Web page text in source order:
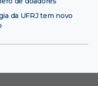
da UFRJ tem novo